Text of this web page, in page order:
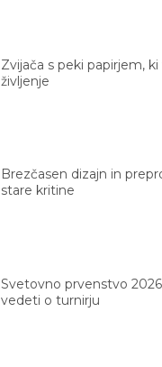
Zvijača s peki papirjem,
življenje
Brezčasen dizajn in
stare kritine
Svetovno prvenstvo
vedeti o turnirju